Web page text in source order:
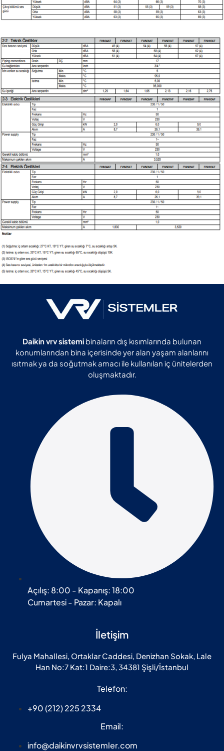
Daikin vrv sistemi binaların dış kısımlarında bulunan
konumlarından bina içerisinde yer alan yaşam alanlarını
ısıtmak ya da soğutmak amacı ile kullanılan iç ünitelerden
oluşmaktadır.
Açılış: 8:00 - Kapanış: 18:00
Cumartesi - Pazar: Kapalı
İletişim
Fulya Mahallesi, Ortaklar Caddesi, Denizhan Sokak, Lale
Han No:7 Kat:1 Daire:3, 34381 Şişli/İstanbul
Telefon:
+90 (212) 225 2334
Email:
info@daikinvrvsistemler.com